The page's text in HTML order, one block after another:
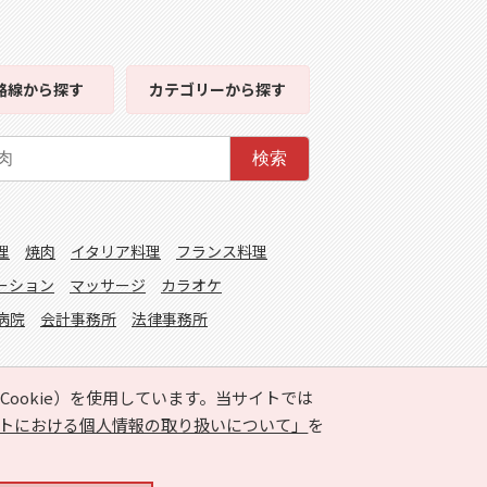
）を使用しています。当サイトでは
における個人情報の取り扱いについて」 を
線から探す カテゴリーから探す
検索
焼肉 イタリア料理
フランス料理
ション マッサージ
カラオケ
院 会計事務所 法律事務所